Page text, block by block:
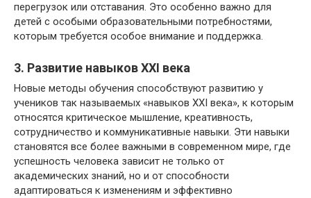
перегрузок или отставания. Это особенно важно для
детей с особыми образовательными потребностями,
которым требуется особое внимание и поддержка.
3. Развитие навыков XXI века
Новые методы обучения способствуют развитию у
учеников так называемых «навыков XXI века», к которым
относятся критическое мышление, креативность,
сотрудничество и коммуникативные навыки. Эти навыки
становятся все более важными в современном мире, где
успешность человека зависит не только от
академических знаний, но и от способности
адаптироваться к изменениям и эффективно